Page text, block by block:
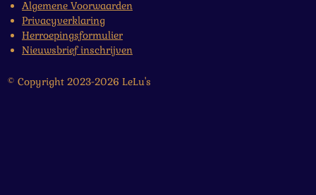
Algemene Voorwaarden
Privacyverklaring
Herroepingsformulier
Nieuwsbrief inschrijven
© Copyright 2023-2026 LeLu's